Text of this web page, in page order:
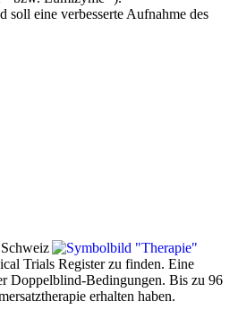
eine verbesserte Aufnahme des
Trials Register zu finden. Eine
Doppelblind-Bedingungen. Bis zu 96
erhalten haben.